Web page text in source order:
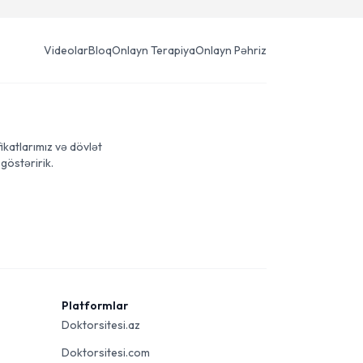
VideolarBloqOnlayn TerapiyaOnlayn Pəhriz
və dövlət
göstəririk.
Platformlar
Doktorsitesi.az
Doktorsitesi.com